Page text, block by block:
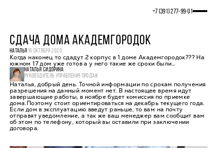
+7 (391) 277‒99‒01
СДАЧА ДОМА АКАДЕМГОРОДОК
НАТАЛЬЯ 16 ОКТЯБРЯ 2020
Когда наконец то сдадут 2 корпус в 1 доме Академгородок??? На
южном 17 дом уже готов а у него такие же сроки были…
НАТАЛЬЯ СИДОРИНА
РУКОВОДИТЕЛЬ УПРАВЛЕНИЯ ПРОДАЖ
Наталья, добрый день. Точной информации по срокам получения
разрешения на данный момент нет. В настоящее время идут
завершающие работы, в ноябре будет комиссия по приемке
дома.Поэтому стоит ориентироваться на декабрь текущего года.
Если дом в эксплуатацию введут раньше, то вам на почту
отправят уведомление, а так же ваш менеджер вам сообщит вам
об этом по телефону, который вы оставили при заключении
договора.